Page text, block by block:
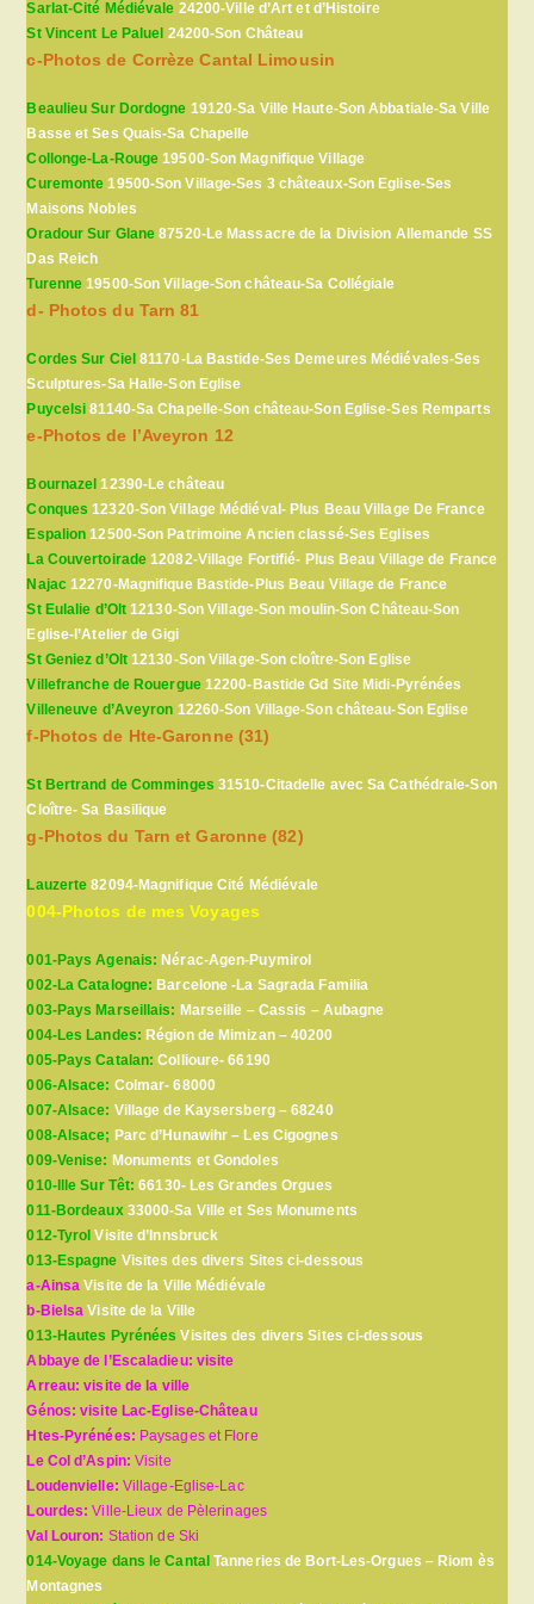
Sarlat-Cité Médiévale 24200-Ville d’Art et d’Histoire
St Vincent Le Paluel 24200-Son Château
c-Photos de Corrèze Cantal Limousin
Beaulieu Sur Dordogne 19120-Sa Ville Haute-Son Abbatiale-Sa Ville
Basse et Ses Quais-Sa Chapelle
Collonge-La-Rouge 19500-Son Magnifique Village
Curemonte 19500-Son Village-Ses 3 châteaux-Son Eglise-Ses
Maisons Nobles
Oradour Sur Glane 87520-Le Massacre de la Division Allemande SS
Das Reich
Turenne 19500-Son Village-Son château-Sa Collégiale
d- Photos du Tarn 81
Cordes Sur Ciel 81170-La Bastide-Ses Demeures Médiévales-Ses
Sculptures-Sa Halle-Son Eglise
Puycelsi 81140-Sa Chapelle-Son château-Son Eglise-Ses Remparts
e-Photos de l’Aveyron 12
Bournazel 12390-Le château
Conques 12320-Son Village Médiéval- Plus Beau Village De France
Espalion 12500-Son Patrimoine Ancien classé-Ses Eglises
La Couvertoirade 12082-Village Fortifié- Plus Beau Village de France
Najac12270-Magnifique Bastide-Plus Beau Village de France
St Eulalie d’Olt 12130-Son Village-Son moulin-Son Château-Son
Eglise-l’Atelier de Gigi
St Geniez d’Olt12130-Son Village-Son cloître-Son Eglise
Villefranche de Rouergue12200-Bastide Gd Site Midi-Pyrénées
Villeneuve d’Aveyron 12260-Son Village-Son château-Son Eglise
f-Photos de Hte-Garonne (31)
St Bertrand de Comminges 31510-Citadelle avec Sa Cathédrale-Son
Cloître- Sa Basilique
g-Photos du Tarn et Garonne (82)
Lauzerte 82094-Magnifique Cité Médiévale
004-Photos de mes Voyages
001-Pays Agenais: Nérac-Agen-Puymirol
002-La Catalogne: Barcelone -La Sagrada Familia
003-Pays Marseillais: Marseille – Cassis – Aubagne
004-Les Landes: Région de Mimizan – 40200
005-Pays Catalan:Collioure- 66190
006-Alsace: Colmar- 68000
007-Alsace: Village de Kaysersberg – 68240
008-Alsace; Parc d’Hunawihr – Les Cigognes
009-Venise: Monuments et Gondoles
010-Ille Sur Têt:66130- Les Grandes Orgues
011-Bordeaux33000-Sa Ville et Ses Monuments
012-Tyrol Visite d’Innsbruck
013-Espagne Visites des divers Sites ci-dessous
a-Ainsa Visite de la Ville Médiévale
b-Bielsa Visite de la Ville
013-Hautes Pyrénées Visites des divers Sites ci-dessous
Abbaye de l’Escaladieu: visite
Arreau: visite de la ville
Génos: visite Lac-Eglise-Château
Htes-Pyrénées: Paysages et Flore
Le Col d’Aspin:Visite
Loudenvielle: Village-Eglise-Lac
Lourdes:Ville-Lieux de Pèlerinages
Val Louron: Station de Ski
014-Voyage dans le Cantal Tanneries de Bort-Les-Orgues – Riom ès
Montagnes